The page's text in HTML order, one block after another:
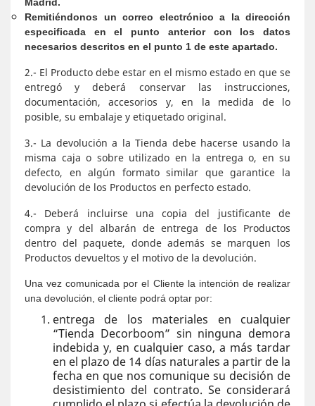
Remitiéndonos un correo electrónico a la dirección
especificada en el punto anterior con los datos
necesarios descritos en el punto 1 de este apartado.
2.- El Producto debe estar en el mismo estado en que se
entregó y deberá conservar las instrucciones,
documentación, accesorios y, en la medida de lo
posible, su embalaje y etiquetado original.
3.- La devolución a la Tienda debe hacerse usando la
misma caja o sobre utilizado en la entrega o, en su
defecto, en algún formato similar que garantice la
devolución de los Productos en perfecto estado.
4.- Deberá incluirse una copia del justificante de
compra y del albarán de entrega de los Productos
dentro del paquete, donde además se marquen los
Productos devueltos y el motivo de la devolución.
Una vez comunicada por el Cliente la intención de realizar
una devolución, el cliente podrá optar por:
entrega de los materiales en cualquier
“Tienda Decorboom” sin ninguna demora
indebida y, en cualquier caso, a más tardar
en el plazo de 14 días naturales a partir de la
fecha en que nos comunique su decisión de
desistimiento del contrato. Se considerará